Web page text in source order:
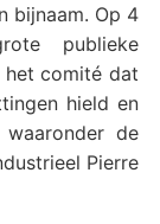
bijnaam. Op 4
publieke
comité dat
hield en
de
Pierre